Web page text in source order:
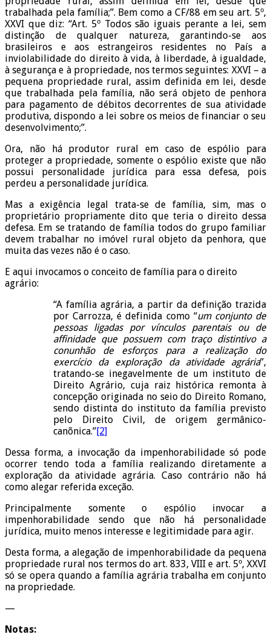
trabalhada pela família;”. Bem como a CF/88 em seu art. 5º,
XXVI que diz: “Art. 5º Todos são iguais perante a lei, sem
distinção de qualquer natureza, garantindo-se aos
brasileiros e aos estrangeiros residentes no País a
inviolabilidade do direito à vida, à liberdade, à igualdade,
à segurança e à propriedade, nos termos seguintes: XXVI – a
pequena propriedade rural, assim definida em lei, desde
que trabalhada pela família, não será objeto de penhora
para pagamento de débitos decorrentes de sua atividade
produtiva, dispondo a lei sobre os meios de financiar o seu
desenvolvimento;”.
Ora, não há produtor rural em caso de espólio para
proteger a propriedade, somente o espólio existe que não
possui personalidade jurídica para essa defesa, pois
perdeu a personalidade jurídica.
Mas a exigência legal trata-se de família, sim, mas o
proprietário propriamente dito que teria o direito dessa
defesa. Em se tratando de família todos do grupo familiar
devem trabalhar no imóvel rural objeto da penhora, que
muita das vezes não é o caso.
E aqui invocamos o conceito de família para o direito
agrário:
“A família agrária, a partir da definição trazida
por Carrozza, é definida como “um conjunto de
pessoas ligadas por vínculos parentais ou de
affinidade que possuem com traço distintivo a
conunhão de esforços para a realização do
exercício da exploração da atividade agrária”,
tratando-se inegavelmente de um instituto de
Direito Agrário, cuja raiz histórica remonta à
concepção originada no seio do Direito Romano,
sendo distinta do instituto da família previsto
pelo Direito Civil, de origem germânico-
canõnica.”[2]
Dessa forma, a invocação da impenhorabilidade só pode
ocorrer tendo toda a família realizando diretamente a
exploração da atividade agrária. Caso contrário não há
como alegar referida exceção.
Principalmente somente o espólio invocar a
impenhorabilidade sendo que não há personalidade
jurídica, muito menos interesse e legitimidade para agir.
Desta forma, a alegação de impenhorabilidade da pequena
propriedade rural nos termos do art. 833, VIII e art. 5º, XXVI
só se opera quando a família agrária trabalha em conjunto
na propriedade.
—
Notas: